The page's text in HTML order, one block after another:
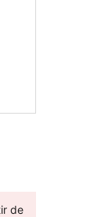
de